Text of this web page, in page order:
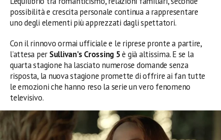
possibilità e crescita personale continua a rappresentare
uno degli elementi più apprezzati dagli spettatori.
Con il rinnovo ormai ufficiale e le riprese pronte a partire,
l’attesa per Sullivan’s Crossing 5è già altissima. E se la
quarta stagione ha lasciato numerose domande senza
risposta, la nuova stagione promette di offrire ai fan tutte
le emozioni che hanno reso la serie un vero fenomeno
televisivo.